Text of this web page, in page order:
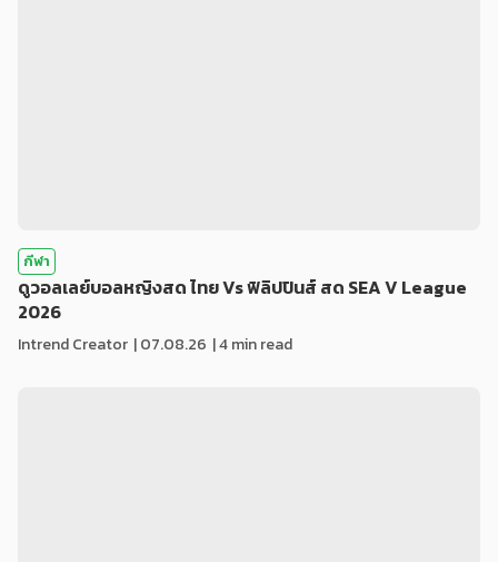
กีฬา
ดูวอลเลย์บอลหญิงสด ไทย Vs ฟิลิปปินส์ สด SEA V League
2026
Intrend Creator |07.08.26 | 4 min read